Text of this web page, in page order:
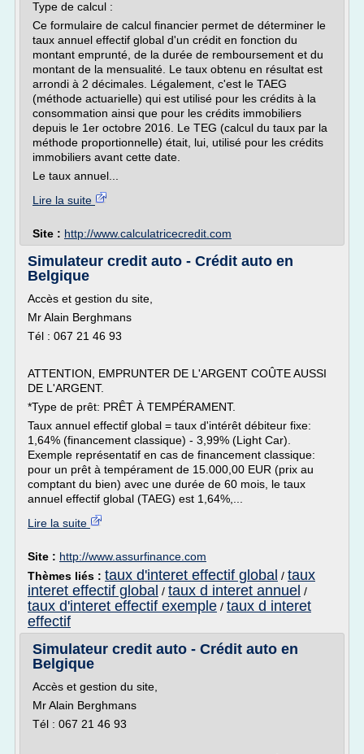
Type de calcul :
Ce formulaire de calcul financier permet de déterminer le
taux annuel effectif global d'un crédit en fonction du
montant emprunté, de la durée de remboursement et du
montant de la mensualité. Le taux obtenu en résultat est
arrondi à 2 décimales. Légalement, c'est le TAEG
(méthode actuarielle) qui est utilisé pour les crédits à la
consommation ainsi que pour les crédits immobiliers
depuis le 1er octobre 2016. Le TEG (calcul du taux par la
méthode proportionnelle) était, lui, utilisé pour les crédits
immobiliers avant cette date.
Le taux annuel...
Lire la suite
Site : http://www.calculatricecredit.com
Simulateur credit auto - Crédit auto en
Belgique
Accès et gestion du site,
Mr Alain Berghmans
Tél : 067 21 46 93
ATTENTION, EMPRUNTER DE L'ARGENT COÛTE AUSSI
DE L'ARGENT.
*Type de prêt: PRÊT À TEMPÉRAMENT.
Taux annuel effectif global = taux d'intérêt débiteur fixe:
1,64% (financement classique) - 3,99% (Light Car).
Exemple représentatif en cas de financement classique:
pour un prêt à tempérament de 15.000,00 EUR (prix au
comptant du bien) avec une durée de 60 mois, le taux
annuel effectif global (TAEG) est 1,64%,...
Lire la suite
Site : http://www.assurfinance.com
Thèmes liés : taux d'interet effectif global / taux
interet effectif global / taux d interet annuel /
taux d'interet effectif exemple / taux d interet
effectif
Simulateur credit auto - Crédit auto en
Belgique
Accès et gestion du site,
Mr Alain Berghmans
Tél : 067 21 46 93